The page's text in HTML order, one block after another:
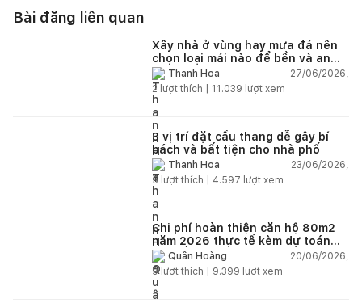
Bài đăng liên quan
Xây nhà ở vùng hay mưa đá nên
chọn loại mái nào để bền và an
toàn?Thanh Hoa
27/06/2026,
2 lượt thích | 11.039 lượt xem
3 vị trí đặt cầu thang dễ gây bí
bách và bất tiện cho nhà phố
Thanh Hoa
23/06/2026,
5 lượt thích | 4.597 lượt xem
Chi phí hoàn thiện căn hộ 80m2
năm 2026 thực tế kèm dự toán
chi tiết từng hạng mục
Quân Hoàng
20/06/2026,
9lượt thích | 9.399 lượt xem